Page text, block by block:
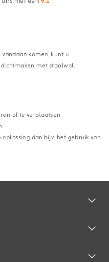
komen, kunt u
met staalwol.
of te verplaatsen
dan bijv. het gebruik van